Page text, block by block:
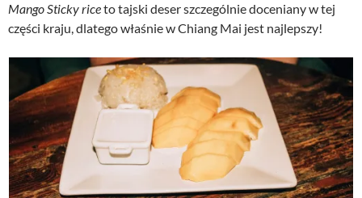
Mango Sticky riceto tajski deser szczególnie doceniany w tej
części kraju, dlatego właśnie w Chiang Mai jest najlepszy!